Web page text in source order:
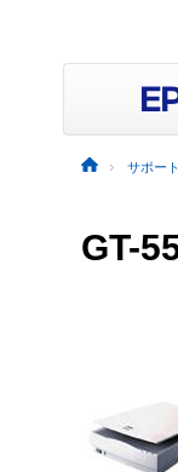
サポー
GT-